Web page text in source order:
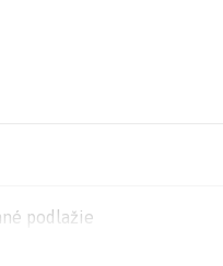
domova, ktorá je s
veľkými rolldor
a západ.
podlažie